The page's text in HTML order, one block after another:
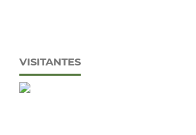
VISITANTES